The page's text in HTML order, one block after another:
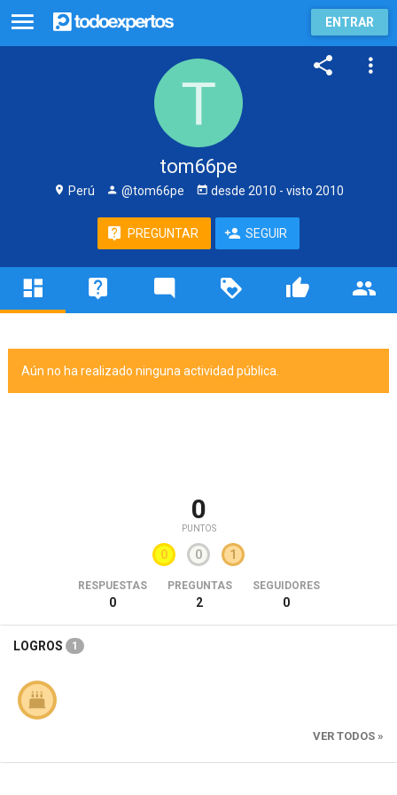
ENTRAR
tom66pe
Perú @tom66pe desde 2010 - visto 2010
PREGUNTAR SEGUIR
Aún no ha realizado ninguna actividad pública.
0
PUNTOS
0 0 1
RESPUESTAS
0
PREGUNTAS
2
SEGUIDORES
0
LOGROS 1
VER TODOS »